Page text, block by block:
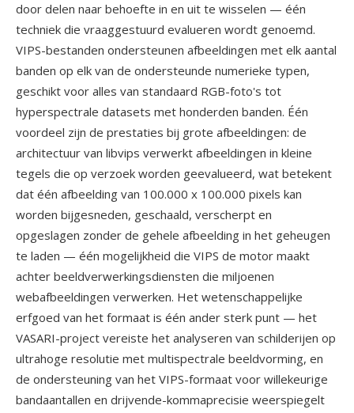
door delen naar behoefte in en uit te wisselen — één
techniek die vraaggestuurd evalueren wordt genoemd.
VIPS-bestanden ondersteunen afbeeldingen met elk aantal
banden op elk van de ondersteunde numerieke typen,
geschikt voor alles van standaard RGB-foto's tot
hyperspectrale datasets met honderden banden. Één
voordeel zijn de prestaties bij grote afbeeldingen: de
architectuur van libvips verwerkt afbeeldingen in kleine
tegels die op verzoek worden geevalueerd, wat betekent
dat één afbeelding van 100.000 x 100.000 pixels kan
worden bijgesneden, geschaald, verscherpt en
opgeslagen zonder de gehele afbeelding in het geheugen
te laden — één mogelijkheid die VIPS de motor maakt
achter beeldverwerkingsdiensten die miljoenen
webafbeeldingen verwerken. Het wetenschappelijke
erfgoed van het formaat is één ander sterk punt — het
VASARI-project vereiste het analyseren van schilderijen op
ultrahoge resolutie met multispectrale beeldvorming, en
de ondersteuning van het VIPS-formaat voor willekeurige
bandaantallen en drijvende-kommaprecisie weerspiegelt